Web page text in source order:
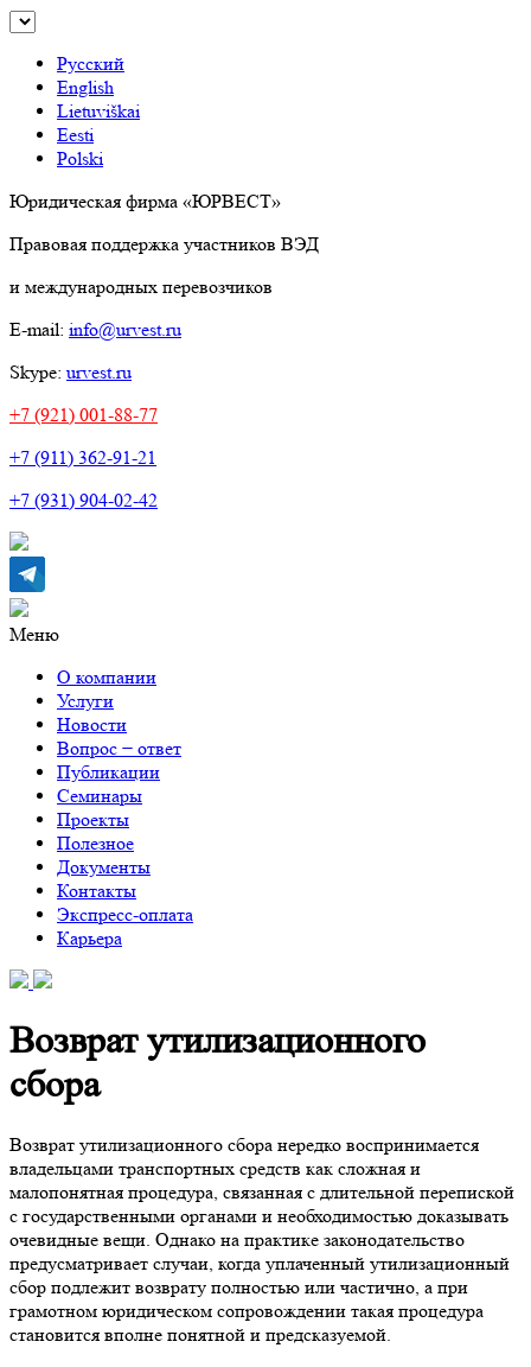
Русский
English
Lietuviškai
Eesti
Polski
Юридическая фирма «ЮРВЕСТ»
Правовая поддержка участников ВЭД
и международных перевозчиков
E-mail: info@urvest.ru
Skype: urvest.ru
+7 (921) 001-88-77
+7 (911) 362-91-21
+7 (931) 904-02-42
Меню
О компании
Услуги
Новости
Вопрос − ответ
Публикации
Семинары
Проекты
Полезное
Документы
Контакты
Экспресс-оплата
Карьера
Возврат утилизационного
сбора
Возврат утилизационного сбора нередко воспринимается
владельцами транспортных средств как сложная и
малопонятная процедура, связанная с длительной перепиской
с государственными органами и необходимостью доказывать
очевидные вещи. Однако на практике законодательство
предусматривает случаи, когда уплаченный утилизационный
сбор подлежит возврату полностью или частично, а при
грамотном юридическом сопровождении такая процедура
становится вполне понятной и предсказуемой.